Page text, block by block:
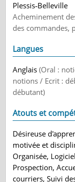
Plessis‑Belleville
Acheminement
des commandes,
Langues
Anglais(Oral :
notions / Ecrit :
débutant)
Atouts et
Désireuse
motivée et
Organisée,
Prospection,
courriers, Suivi